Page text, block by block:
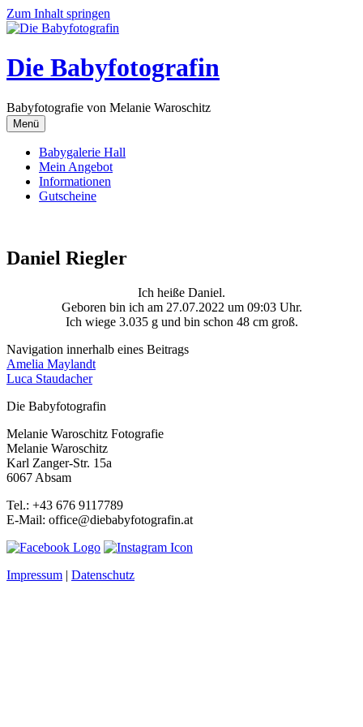
Zum Inhalt springen
Die Babyfotografin
Babyfotografie von Melanie Waroschitz
Menü
Babygalerie Hall
Mein Angebot
Informationen
Gutscheine
Daniel Riegler
Ich heiße Daniel.
Geboren bin ich am 27.07.2022 um 09:03 Uhr.
Ich wiege 3.035 g und bin schon 48 cm groß.
Navigation innerhalb eines Beitrags
Amelia Maylandt
Luca Staudacher
Die Babyfotografin
Melanie Waroschitz Fotografie
Melanie Waroschitz
Karl Zanger-Str. 15a
6067 Absam
Tel.: +43 676 9117789
E-Mail: office@diebabyfotografin.at
Impressum | Datenschutz